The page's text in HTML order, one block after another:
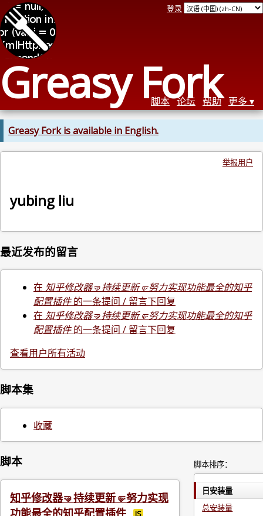
Greasy Fork
登录
脚本 论坛 帮助 更多
Greasy Fork is available in English.
举报用户
yubing liu
最近发布的留言
在 知乎修改器🤜持续更新🤛努力实现功能最全的知乎
配置插件的一条提问 / 留言下回复
在 知乎修改器🤜持续更新🤛努力实现功能最全的知乎
配置插件的一条提问 / 留言下回复
查看用户所有活动
脚本集
收藏
脚本
知乎修改器🤜持续更新🤛努力实现
功能最全的知乎配置插件
JS
脚本排序：
日安装量
总安装量